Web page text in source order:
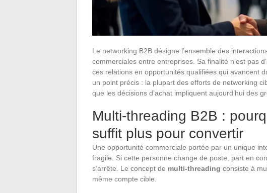
Le networking B2B désigne l’ensemble des
commerciales entre entreprises. Sa finalité n’est pas
ces relations en opportunités qualifiées qui avancent
un point précis : la plupart des efforts de networking
que les décisions d’achat impliquent aujourd’hui des
Multi-threading B2B :
suffit plus pour convertir
Une opportunité commerciale portée par un unique
fragile. Si cette personne change de poste, part en
s’arrête. Le concept de multi-threading consiste à
même compte cible.